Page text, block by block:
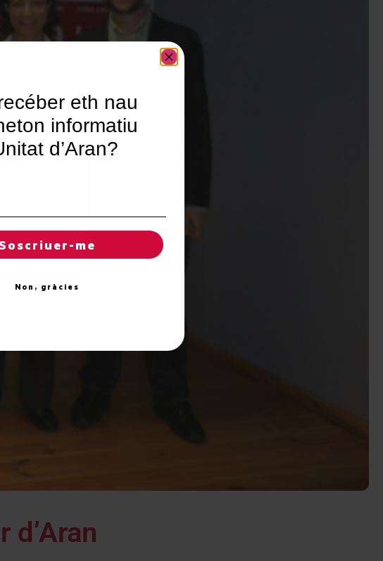
l'usuari
les
pot
eth nau
informatiu
d’Aran?
Soscriuer-me
Non, gràcies